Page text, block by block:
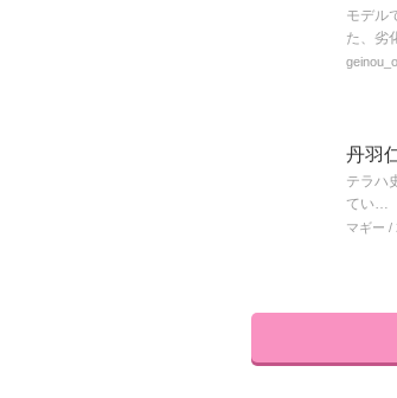
モデル
た、劣
丹羽
テラハ
てい…
マギー /